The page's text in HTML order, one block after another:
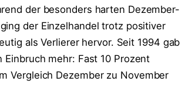
der besonders harten Dezember-
der Einzelhandel trotz positiver
als Verlierer hervor. Seit 1994 gab
Einbruch mehr: Fast 10 Prozent
Vergleich Dezember zu November